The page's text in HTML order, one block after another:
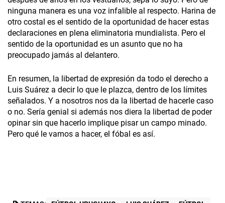
ninguna manera es una voz infalible al respecto. Harina de
otro costal es el sentido de la oportunidad de hacer estas
declaraciones en plena eliminatoria mundialista. Pero el
sentido de la oportunidad es un asunto que no ha
preocupado jamás al delantero.
En resumen, la libertad de expresión da todo el derecho a
Luis Suárez a decir lo que le plazca, dentro de los límites
señalados. Y a nosotros nos da la libertad de hacerle caso
o no. Sería genial si además nos diera la libertad de poder
opinar sin que hacerlo implique pisar un campo minado.
Pero qué le vamos a hacer, el fóbal es así.